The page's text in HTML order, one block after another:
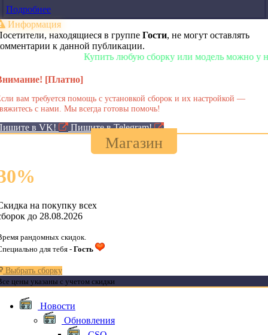
Подробнее
Информация
находящиеся в группе Гости, не могут оставлять
к данной публикации.
Купить любую сборку или модель можно у нас в
[Платно]
вам требуется помощь с установкой сборок и их настройкой —
с нами. Мы всегда готовы помочь!
в VK! Пишите в Telegram!
Магазин
%
на покупку всех
до 28.08.2026
рандомных скидок.
для тебя - Гость
Выбрать сборку
цены указаны с учетом скидки
Новости
Обновления